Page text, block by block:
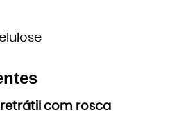
com rosca